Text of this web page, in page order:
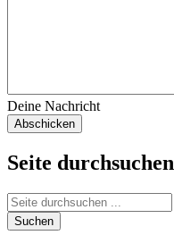
Deine Nachricht
Seite durchsuchen